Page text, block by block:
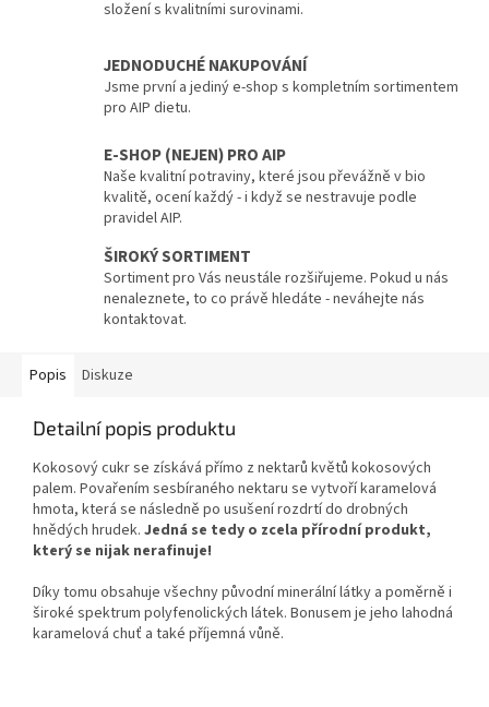
složení s kvalitními surovinami.
JEDNODUCHÉ NAKUPOVÁNÍ
Jsme první a jediný e-shop s kompletním sortimentem
pro AIP dietu.
E-SHOP (NEJEN) PRO AIP
Naše kvalitní potraviny, které jsou převážně v bio
kvalitě, ocení každý - i když se nestravuje podle
pravidel AIP.
ŠIROKÝ SORTIMENT
Sortiment pro Vás neustále rozšiřujeme. Pokud u nás
nenaleznete, to co právě hledáte - neváhejte nás
kontaktovat.
Popis Diskuze
Detailní popis produktu
Kokosový cukr se získává přímo z nektarů květů kokosových
palem. Povařením sesbíraného nektaru se vytvoří karamelová
hmota, která se následně po usušení rozdrtí do drobných
hnědých hrudek. Jedná se tedy o zcela přírodní produkt,
který se nijak nerafinuje!
Díky tomu obsahuje všechny původní minerální látky a poměrně i
široké spektrum polyfenolických látek. Bonusem je jeho lahodná
karamelová chuť a také příjemná vůně.